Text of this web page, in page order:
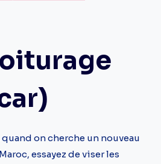
on cherche un nouveau
essayez de viser les